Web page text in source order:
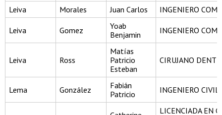
Leiva Morales Juan Carlos INGENIERO
Leiva Gomez
Yoab
Benjamin
INGENIERO
Leiva Ross
Matías
Patricio
Esteban
CIRUJANO
Lema González
Fabián
Patricio
INGENIERO CIVIL
LICENCIADA EN